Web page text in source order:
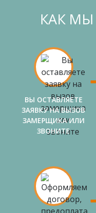
КАК МЫ
ВЫ ОСТАВЛЯЕТЕ
ЗАЯВКУ НА ВЫЗОВ
ЗАМЕРЩИКА ИЛИ
ЗВОНИТЕ